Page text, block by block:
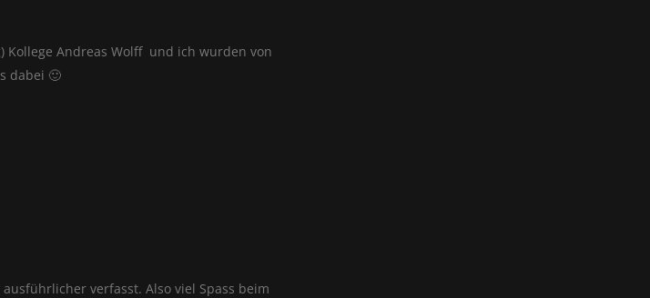
Kollege Andreas Wolff und ich wurden von
dabei 🙂
verfasst. Also viel Spass beim